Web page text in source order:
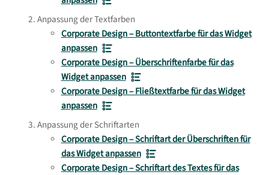
Anpassung der Textfarben
Corporate Design – Buttontextfarbe für das Widget
anpassen
Corporate Design – Überschriftenfarbe für das
Widget anpassen
Corporate Design – Fließtextfarbe für das Widget
anpassen
Anpassung der Schriftarten
Corporate Design – Schriftart der Überschriften für
das Widget anpassen
Corporate Design – Schriftart des Textes für das